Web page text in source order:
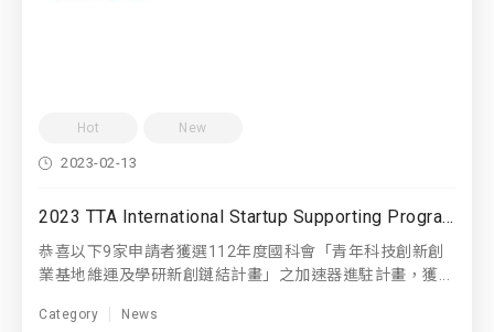
Hot New
2023-02-13
2023 TTA International Startup Supporting Program In-House Accelerators
恭喜以下9家申請者獲選112年度國科會「青年科技創新創
業基地維運及學研新創鏈結計畫」之加速器進駐計畫，獲...
Category News